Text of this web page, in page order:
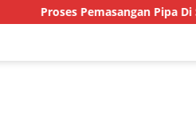
Pemasangan Pipa Di Sejumlah